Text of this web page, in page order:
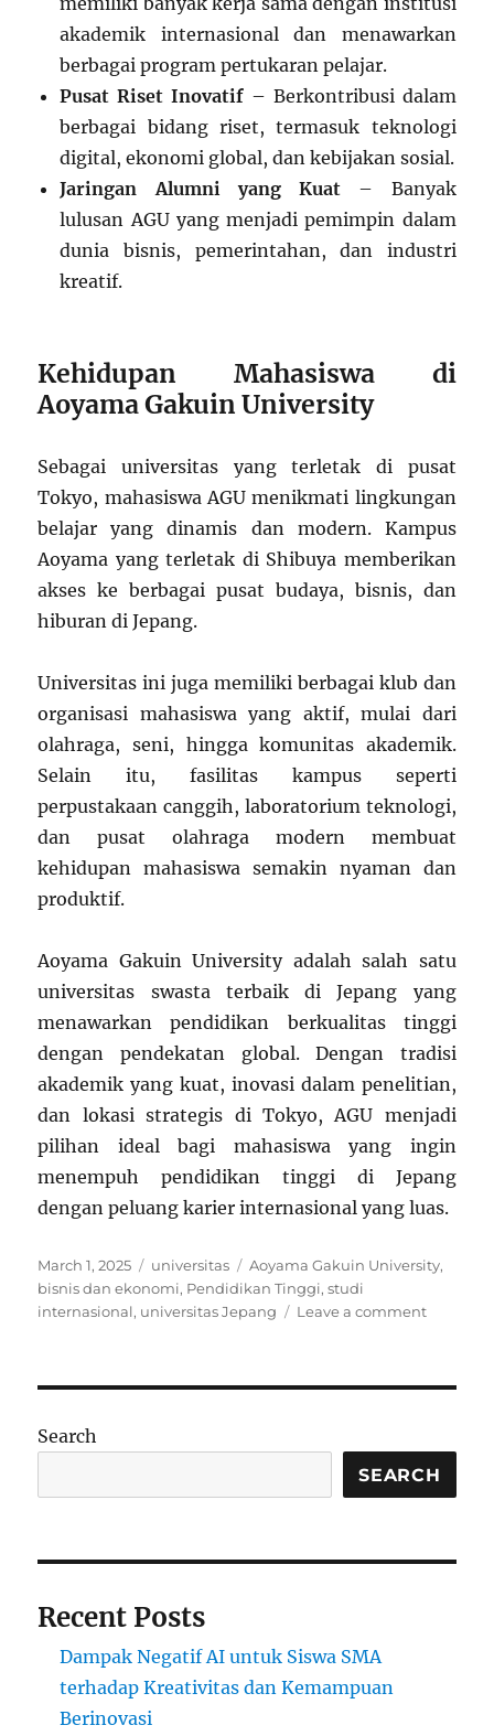
akademik internasional dan menawarkan
berbagai program pertukaran pelajar.
Pusat Riset Inovatif – Berkontribusi dalam
berbagai bidang riset, termasuk teknologi
digital, ekonomi global, dan kebijakan sosial.
Jaringan Alumni yang Kuat – Banyak
lulusan AGU yang menjadi pemimpin dalam
dunia bisnis, pemerintahan, dan industri
kreatif.
Kehidupan Mahasiswa di
Aoyama Gakuin University
Sebagai universitas yang terletak di pusat
Tokyo, mahasiswa AGU menikmati lingkungan
belajar yang dinamis dan modern. Kampus
Aoyama yang terletak di Shibuya memberikan
akses ke berbagai pusat budaya, bisnis, dan
hiburan di Jepang.
Universitas ini juga memiliki berbagai klub dan
organisasi mahasiswa yang aktif, mulai dari
olahraga, seni, hingga komunitas akademik.
Selain itu, fasilitas kampus seperti
perpustakaan canggih, laboratorium teknologi,
dan pusat olahraga modern membuat
kehidupan mahasiswa semakin nyaman dan
produktif.
Aoyama Gakuin University adalah salah satu
universitas swasta terbaik di Jepang yang
menawarkan pendidikan berkualitas tinggi
dengan pendekatan global. Dengan tradisi
akademik yang kuat, inovasi dalam penelitian,
dan lokasi strategis di Tokyo, AGU menjadi
pilihan ideal bagi mahasiswa yang ingin
menempuh pendidikan tinggi di Jepang
dengan peluang karier internasional yang luas.
Posted
on
March 1, 2025 Categories
universitas Tags
Aoyama Gakuin University,
bisnis dan ekonomi, Pendidikan Tinggi,studi
internasional, universitas Jepang Leave a commenton
Search
SEARCH
Recent Posts
Dampak Negatif AI untuk Siswa SMA
terhadap Kreativitas dan Kemampuan
Berinovasi